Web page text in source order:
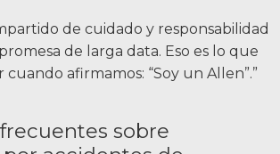
de cuidado y responsabilidad
de larga data. Eso es lo que
afirmamos: “Soy un Allen”.”
sobre